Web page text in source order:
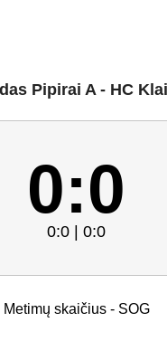
Pipirai A - HC
0:0
0:0 | 0:0
Metimų skaičius - SOG